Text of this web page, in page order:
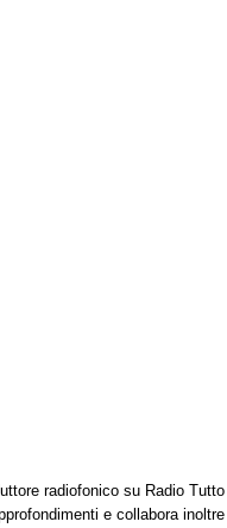
radiofonico su Radio
e collabora